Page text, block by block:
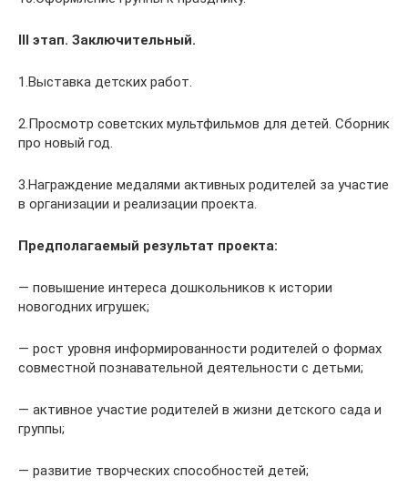
III этап. Заключительный.
1.Выставка детских работ.
2.Просмотр советских мультфильмов для детей. Сборник
про новый год.
3.Награждение медалями активных родителей за участие
в организации и реализации проекта.
Предполагаемый результат проекта:
— повышение интереса дошкольников к истории
новогодних игрушек;
— рост уровня информированности родителей о формах
совместной познавательной деятельности с детьми;
— активное участие родителей в жизни детского сада и
группы;
— развитие творческих способностей детей;